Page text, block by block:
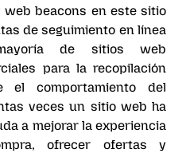
beacons en este sitio
de seguimiento en línea
de sitios web
para la recopilación
el comportamiento del
veces un sitio web ha
a mejorar la experiencia
ofrecer ofertas y